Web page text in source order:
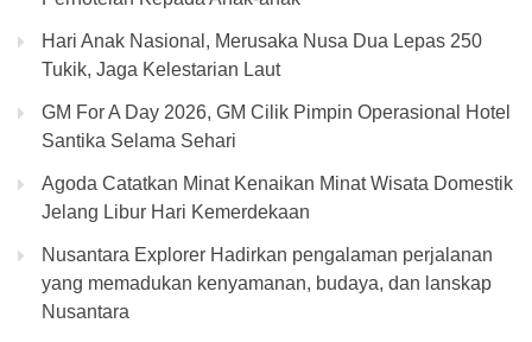
Hari Anak Nasional, Merusaka Nusa Dua Lepas 250
Tukik, Jaga Kelestarian Laut
GM For A Day 2026, GM Cilik Pimpin Operasional Hotel
Santika Selama Sehari
Agoda Catatkan Minat Kenaikan Minat Wisata Domestik
Jelang Libur Hari Kemerdekaan
Nusantara Explorer Hadirkan pengalaman perjalanan
yang memadukan kenyamanan, budaya, dan lanskap
Nusantara